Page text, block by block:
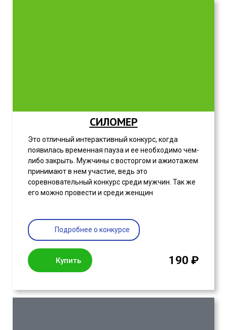
СИЛОМЕР
Это отличный интерактивный конкурс, когда
появилась временная пауза и ее необходимо чем-
либо закрыть. Мужчины с восторгом и ажиотажем
принимают в нем участие, ведь это
соревновательный конкурс среди мужчин. Так же
его можно провести и среди женщин
Подробнее о конкурсе
Купить 190 ₽